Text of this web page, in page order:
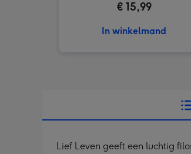
€ 15,99
In winkelmand
Lief Leven geeft een luchtig